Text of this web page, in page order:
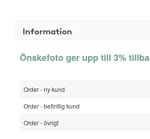
Information
Önskefoto ger upp till 3%
Order - ny kund
Order - befintlig kund
Order - övrigt